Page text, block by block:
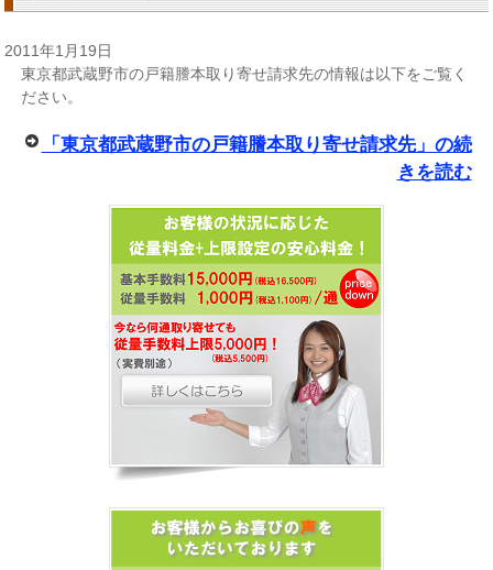
2011年1月19日
東京都武蔵野市の戸籍謄本取り寄せ請求先の情報は以下をご覧く
ださい。
「東京都武蔵野市の戸籍謄本取り寄せ請求先」の続
きを読む